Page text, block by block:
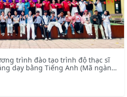
trình đào tạo trình độ thạc sĩ
dạy bằng Tiếng Anh (Mã ngành: